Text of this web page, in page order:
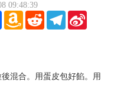
09:48:39
FacebookAmazon
Wish
RedditTelegramSina
混合。用蛋皮包好餡。用